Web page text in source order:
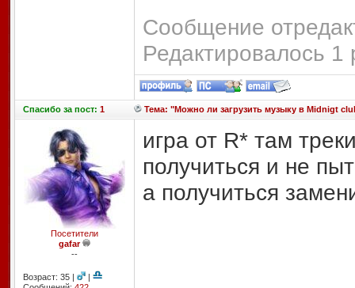
Сообщение
Редактировалось 1
Спасибоза пост: 1 Тема: "Можно ли загрузить музыку в Midnigt
Посетители
gafar
--
Возраст: 35 |
|
игра от R* там
получиться и не
а получиться